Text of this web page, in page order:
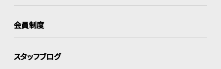
会員制度
スタッフブログ